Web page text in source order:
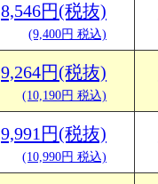
8,546円(税抜)
(9,400円 税込)
9,264円(税抜)
(10,190円 税込)
9,991円(税抜)
(10,990円 税込)